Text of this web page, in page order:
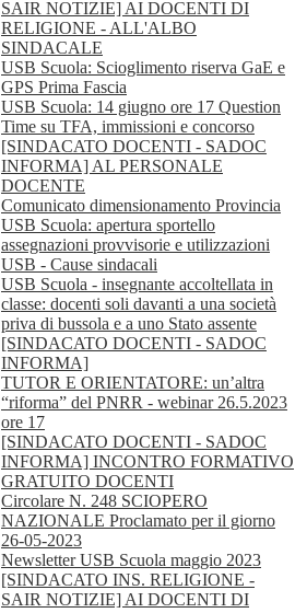
SAIR NOTIZIE] AI DOCENTI DI
RELIGIONE - ALL'ALBO
SINDACALE
USB Scuola: Scioglimento riserva GaE e
GPS Prima Fascia
USB Scuola: 14 giugno ore 17 Question
Time su TFA, immissioni e concorso
[SINDACATO DOCENTI - SADOC
INFORMA] AL PERSONALE
DOCENTE
Comunicato dimensionamento Provincia
USB Scuola: apertura sportello
assegnazioni provvisorie e utilizzazioni
USB - Cause sindacali
USB Scuola - insegnante accoltellata in
classe: docenti soli davanti a una società
priva di bussola e a uno Stato assente
[SINDACATO DOCENTI - SADOC
INFORMA]
TUTOR E ORIENTATORE: un’altra
“riforma” del PNRR - webinar 26.5.2023
ore 17
[SINDACATO DOCENTI - SADOC
INFORMA] INCONTRO FORMATIVO
GRATUITO DOCENTI
Circolare N. 248 SCIOPERO
NAZIONALE Proclamato per il giorno
26-05-2023
Newsletter USB Scuola maggio 2023
[SINDACATO INS. RELIGIONE -
SAIR NOTIZIE] AI DOCENTI DI